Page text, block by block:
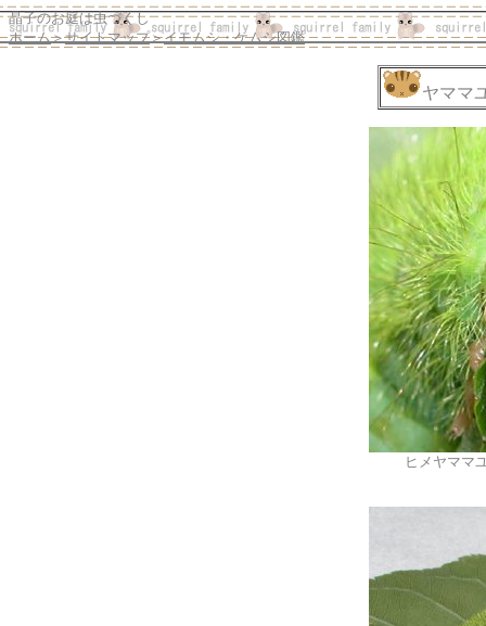
晶子のお庭は虫づくし
ホーム＞サイトマップ＞イモムシ・ケムシ図鑑
ヤママ
ヒメヤママ